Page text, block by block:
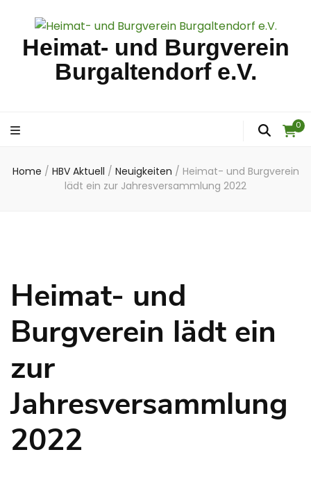
Heimat- und Burgverein
Burgaltendorf e.V.
0
Home / HBV Aktuell / Neuigkeiten / Heimat- und Burgverein
lädt ein zur Jahresversammlung 2022
Heimat- und
Burgverein lädt ein
zur
Jahresversammlung
2022